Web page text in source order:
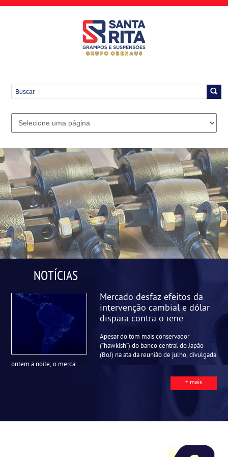
NOTÍCIAS
Mercado desfaz efeitos da
intervenção cambial e dólar
dispara contra o iene
Apesar do tom mais conservador
(“hawkish”) do banco central do Japão
(BoJ) na ata da reunião de julho, divulgada
ontem à noite, o merca...
+ mais